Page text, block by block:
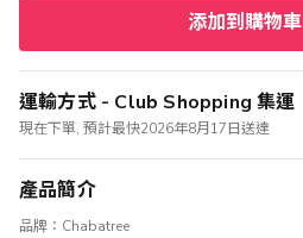
添加到購物車
運輸方式 - Club Shopping 集運
現在下單, 預計最快2026年8月17日送達
產品簡介
品牌：Chabatree